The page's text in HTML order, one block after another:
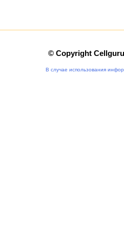
© Copyright
В случае использования